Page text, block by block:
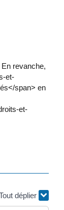
revanche,
et-
span> en
et-
déplier